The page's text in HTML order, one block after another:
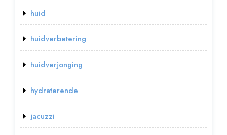
huid
huidverbetering
huidverjonging
hydraterende
jacuzzi